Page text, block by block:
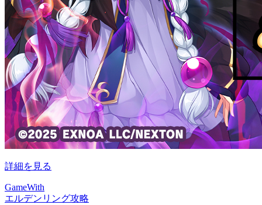
詳細を見る
GameWith
エルデンリング攻略